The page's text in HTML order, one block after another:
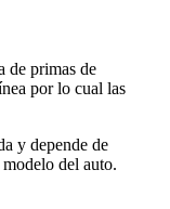
de primas de
por lo cual las
y depende de
del auto.